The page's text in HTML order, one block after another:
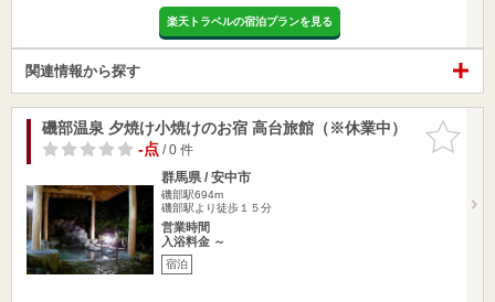
楽天トラベルの宿泊プランを見る
関連情報から探す
お気に入
りに追加
磯部温泉 夕焼け小焼けのお宿 高台旅館（※休業中）
-点/ 0 件
群馬県 / 安中市
磯部駅694m
磯部駅より徒歩１５分
営業時間
入浴料金 ～
宿泊